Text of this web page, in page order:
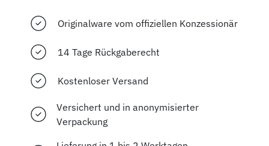
Originalware vom offiziellen Konzessionär
14 Tage Rückgaberecht
Kostenloser Versand
Versichert und in anonymisierter
Verpackung